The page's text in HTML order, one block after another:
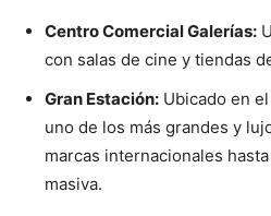
Centro Comercial Galerías:
con salas de cine y tiendas
Gran Estación: Ubicado en
uno de los más grandes y
marcas internacionales
masiva.